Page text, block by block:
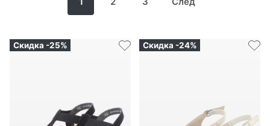
Скидка -25% Скидка -24%